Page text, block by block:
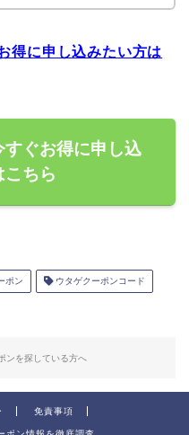
得に申し込みたい方は
ぐお得に申し込
こちら
ポン ウタゲクーポンコード
ンを探している方へ
免責事項